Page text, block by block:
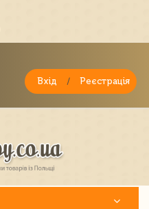
Вхід / Реєстрація